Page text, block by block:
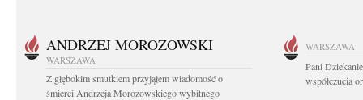
ANDRZEJ MOROZOWSKI
WARSZAWA
Z głębokim smutkiem przyjąłem wiadomość o
śmierci Andrzeja Morozowskiego wybitnego
WARSZAWA
Pani
współczucia